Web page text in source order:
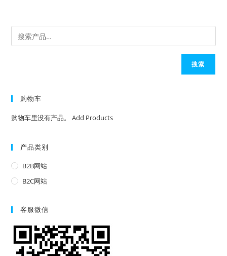
搜索
购物车
购物车里没有产品。Add Products
产品类别
B2B网站
B2C网站
客服微信